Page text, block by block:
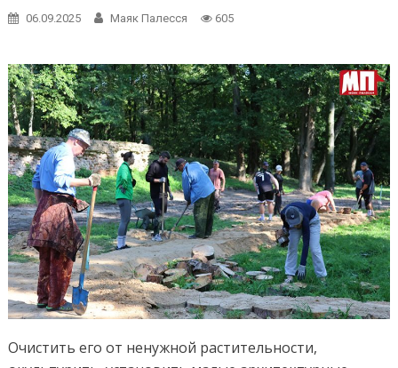
06.09.2025 Маяк Палесся 605
Очистить его от ненужной растительности,